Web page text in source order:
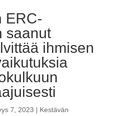
ERC-
saanut
ihmisen
7, 2023 | Kestävän